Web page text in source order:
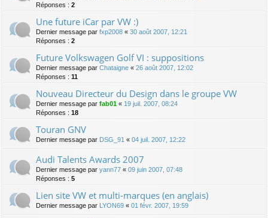
Réponses : 2
Une future iCar par VW :)
Dernier message par fxp2008 « 30 août 2007, 12:21
Réponses : 2
Future Volkswagen Golf VI : suppositions
Dernier message par Chataigne « 26 août 2007, 12:02
Réponses : 11
Nouveau Directeur du Design dans le groupe VW
Dernier message par fab01 « 19 juil. 2007, 08:24
Réponses : 18
Touran GNV
Dernier message par DSG_91 « 04 juil. 2007, 12:22
Audi Talents Awards 2007
Dernier message par yann77 « 09 juin 2007, 07:48
Réponses : 5
Lien site VW et multi-marques (en anglais)
Dernier message par LYON69 « 01 févr. 2007, 19:59